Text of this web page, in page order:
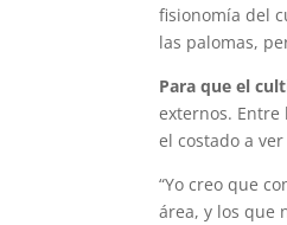
fisionomía del
las palomas,
Para que el
externos. Entre
el costado a
“Yo creo que
área, y los que